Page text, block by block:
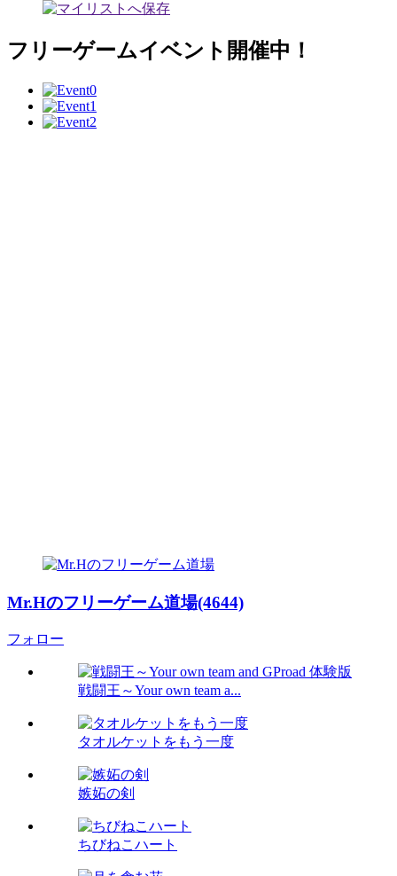
フリーゲームイベント開催中！
Mr.Hのフリーゲーム道場(4644)
フォロー
戦闘王～Your own team a...
タオルケットをもう一度
嫉妬の剣
ちびねこハート